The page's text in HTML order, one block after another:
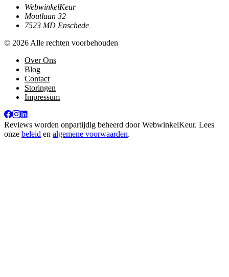
WebwinkelKeur
Moutlaan 32
7523 MD Enschede
© 2026 Alle rechten voorbehouden
Over Ons
Blog
Contact
Storingen
Impressum
Reviews worden onpartijdig beheerd doorWebwinkelKeur. Lees
onze beleid en algemene voorwaarden.